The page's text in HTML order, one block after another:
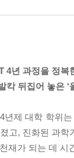
4년 과정을 정복
칵 뒤집어 놓은 ‘
년제 대학 학위
고, 진화된 과
재가 되는 데 시